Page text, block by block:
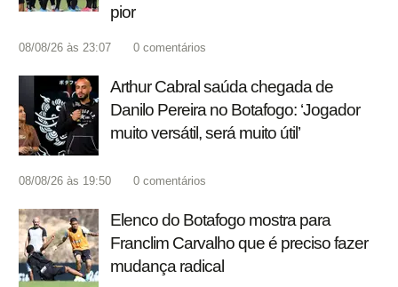
pior
08/08/26 às 23:07 0 comentários
Arthur Cabral saúda chegada de
Danilo Pereira no Botafogo: ‘Jogador
muito versátil, será muito útil’
08/08/26 às 19:50 0 comentários
Elenco do Botafogo mostra para
Franclim Carvalho que é preciso fazer
mudança radical